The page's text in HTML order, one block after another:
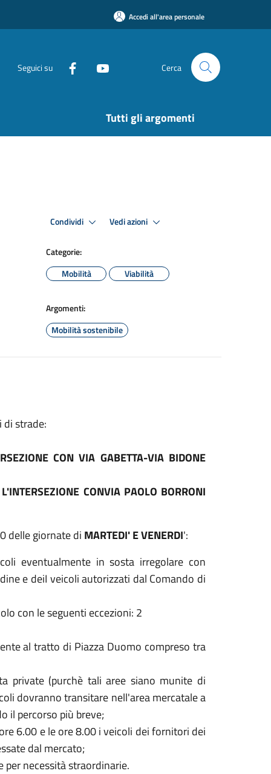
Accedi all'area personale
Seguici su Cerca
Tutti gli argomenti
Condividi Vedi azioni
Categorie:
Mobilità
Viabilità
Argomenti:
Mobilità sostenibile
di strade:
CON VIA GABETTA-VIA BIDONE
CONVIA PAOLO BORRONI
delle giornate di MARTEDI' E VENERDI':
eventualmente in sosta irregolare con
e deiI veicoli autorizzati dal Comando di
con le seguenti eccezioni: 2
al tratto di Piazza Duomo compreso tra
private (purchè tali aree siano munite di
dovranno transitare nell'area mercatale a
il percorso più breve;
6.00 e le ore 8.00 i veicoli dei fornitori dei
dal mercato;
per necessità straordinarie.